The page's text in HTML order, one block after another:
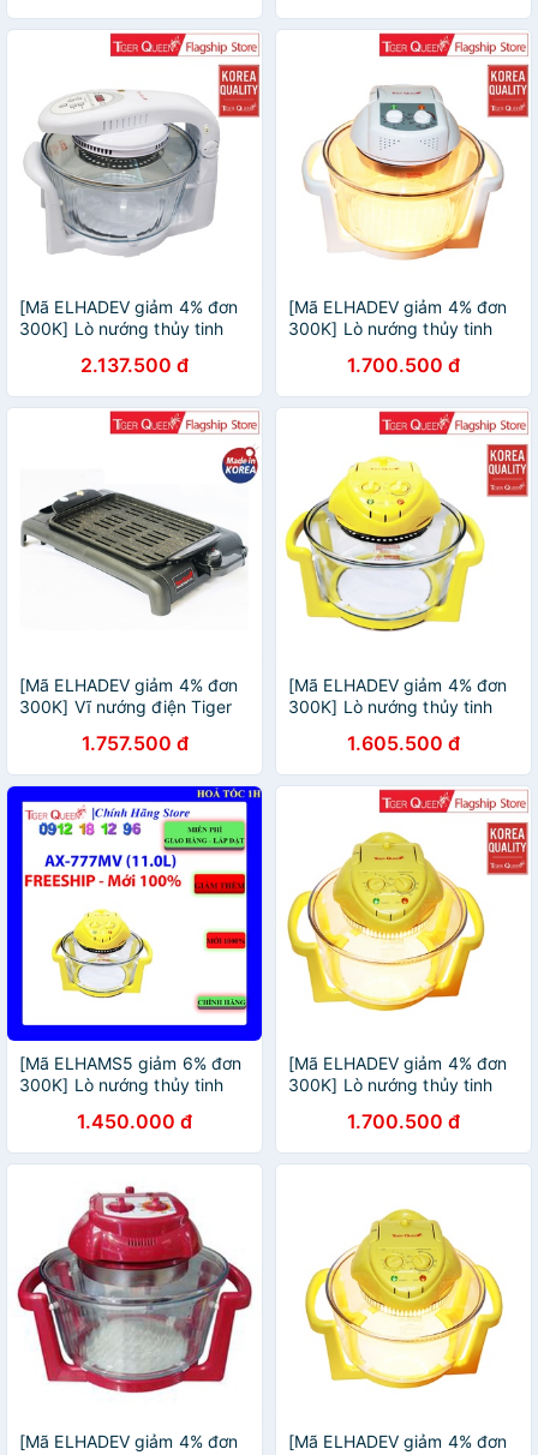
[Mã ELHADEV giảm 4% đơn
300K] Lò nướng thủy tinh
798DV (11.0L) - Hàng chính
hãng
2.137.500 đ
[Mã ELHADEV giảm 4% đơn
300K] Lò nướng thủy tinh
737MHV (11.0L) - Hàng
chính hãng
1.700.500 đ
[Mã ELHADEV giảm 4% đơn
300K] Vĩ nướng điện Tiger
tại Hàn Quốc - Hàng chính
hãng
1.757.500 đ
[Mã ELHADEV giảm 4% đơn
300K] Lò nướng thủy tinh
(11.0L) - Hàng chính hãng
1.605.500 đ
[Mã ELHAMS5 giảm 6% đơn
300K] Lò nướng thủy tinh
1.450.000 đ
[Mã ELHADEV giảm 4% đơn
300K] Lò nướng thủy tinh
777MHV (11.0L) - Hàng
chính hãng
1.700.500 đ
[Mã ELHADEV giảm 4% đơn
[Mã ELHADEV giảm 4% đơn